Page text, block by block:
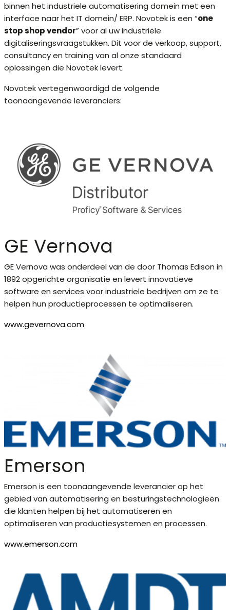
binnen het industriele automatisering domein met een
interface naar het IT domein/ ERP. Novotek is een “one
stop shop vendor” voor al uw industriële
digitaliseringsvraagstukken. Dit voor de verkoop, support,
consultancy en training van al onze standaard
oplossingen die Novotek levert.
Novotek vertegenwoordigd de volgende
toonaangevende leveranciers:
GE Vernova
GE Vernova was onderdeel van de door Thomas Edison in
1892 opgerichte organisatie en levert innovatieve
software en services voor industriele bedrijven om ze te
helpen hun productieprocessen te optimaliseren.
www.gevernova.com
Emerson
Emerson is een toonaangevende leverancier op het
gebied van automatisering en besturingstechnologieën
die klanten helpen bij het automatiseren en
optimaliseren van productiesystemen en processen.
www.emerson.com